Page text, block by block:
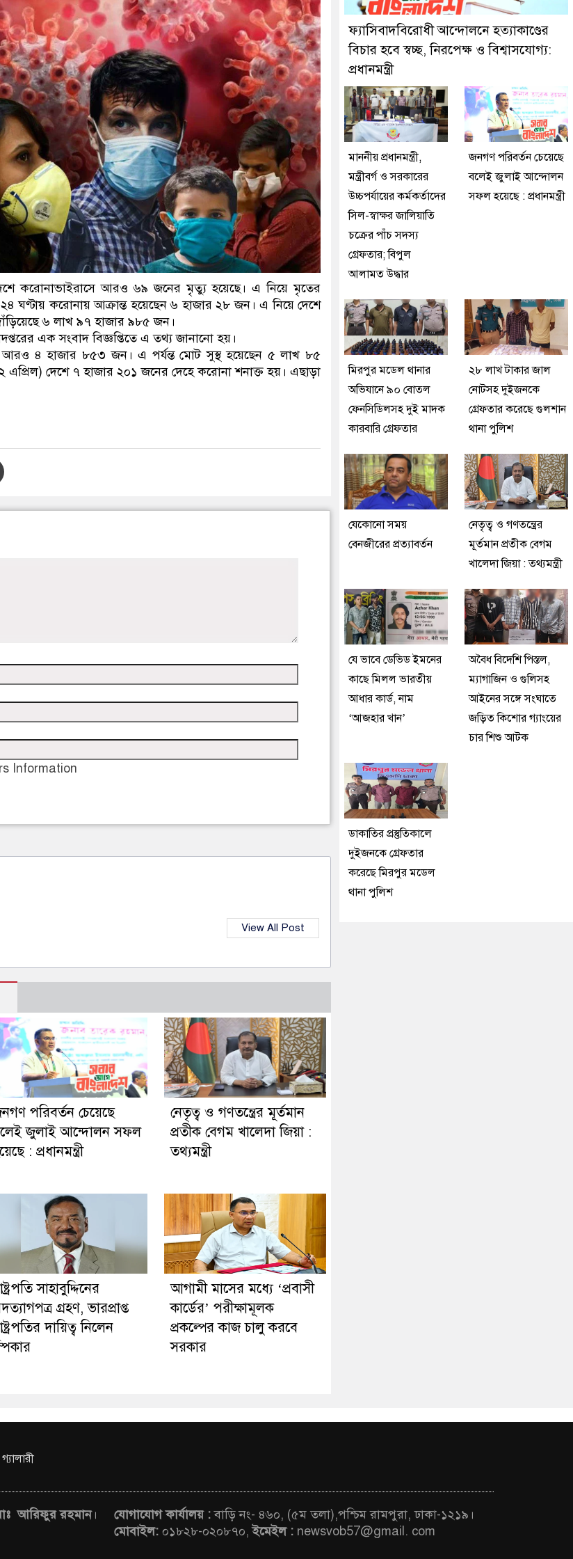
ডাকাতির প্রস্তুতিকালে দুইজনকে গ্রেফতার করেছে মিরপুর মডেল থানা পুলিশ
করোনাভাইরাসে আরও ৬৯ জনের মৃত্যু হয়েছে। এ নিয়ে মৃতের
ঘণ্টায় করোনায় আক্রান্ত হয়েছেন ৬ হাজার ২৮ জন। এ নিয়ে দেশে
৬ লাখ ৯৭ হাজার ৯৮৫ জন।
এক সংবাদ বিজ্ঞপ্তিতে এ তথ্য জানানো হয়।
আরও ৪ হাজার ৮৫৩ জন। এ পর্যন্ত মোট সুস্থ হয়েছেন ৫ লাখ ৮৫
দেশে ৭ হাজার ২০১ জনের দেহে করোনা শনাক্ত হয়। এছাড়া
Information
View All Post
পরিবর্তন চেয়েছে
জুলাই আন্দোলন সফল
: প্রধানমন্ত্রী
নেতৃত্ব ও গণতন্ত্রের মূর্তমান
প্রতীক বেগম খালেদা জিয়া :
তথ্যমন্ত্রী
সাহাবুদ্দিনের
গ্রহণ, ভারপ্রাপ্ত
দায়িত্ব নিলেন
আগামী মাসের মধ্যে ‘প্রবাসী
কার্ডের’ পরীক্ষামূলক
প্রকল্পের কাজ চালু করবে
সরকার
ফ্যাসিবাদবিরোধী আন্দোলনে হত্যাকাণ্ডের
বিচার হবে স্বচ্ছ, নিরপেক্ষ ও বিশ্বাসযোগ্য:
প্রধানমন্ত্রী
মাননীয় প্রধানমন্ত্রী,
মন্ত্রীবর্গ ও সরকারের
উচ্চপর্যায়ের কর্মকর্তাদের
সিল-স্বাক্ষর জালিয়াতি
চক্রের পাঁচ সদস্য
গ্রেফতার; বিপুল
আলামত উদ্ধার
জনগণ পরিবর্তন চেয়েছে
বলেই জুলাই আন্দোলন
সফল হয়েছে : প্রধানমন্ত্রী
মিরপুর মডেল থানার
অভিযানে ৯০ বোতল
ফেনসিডিলসহ দুই মাদক
কারবারি গ্রেফতার
২৮ লাখ টাকার জাল
নোটসহ দুইজনকে
গ্রেফতার করেছে গুলশান
থানা পুলিশ
যেকোনো সময়
বেনজীরের প্রত্যাবর্তন
নেতৃত্ব ও গণতন্ত্রের
মূর্তমান প্রতীক বেগম
খালেদা জিয়া : তথ্যমন্ত্রী
যে ভাবে ডেভিড ইমনের
কাছে মিলল ভারতীয়
আধার কার্ড, নাম
‘আজহার খান’
অবৈধ বিদেশি পিস্তল,
ম্যাগাজিন ও গুলিসহ
আইনের সঙ্গে সংঘাতে
জড়িত কিশোর গ্যাংয়ের
চার শিশু আটক
ডাকাতির প্রস্তুতিকালে
দুইজনকে গ্রেফতার
করেছে মিরপুর মডেল
থানা পুলিশ
আরিফুর রহমান। যোগাযোগ কার্যালয় :বাড়ি নং- ৪৬০, (৫ম তলা),পশ্চিম রামপুরা, ঢাকা-১২১৯।
মোবাইল: ০১৮২৮-০২০৮৭০,ইমেইল : newsvob57@gmail. com